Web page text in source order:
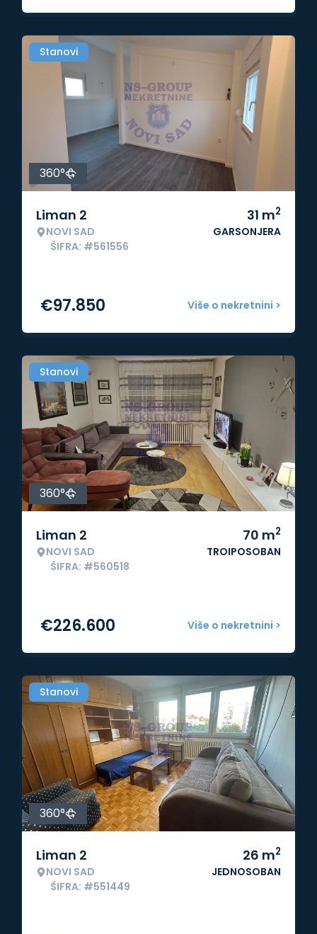
Stanovi
360°
Liman 2
NOVI SAD
ŠIFRA: #561556
31 m2
GARSONJERA
Više o nekretnini >
€97.850
Stanovi
360°
Liman 2
NOVI SAD
ŠIFRA: #560518
70 m2
TROIPOSOBAN
Više o nekretnini >
€226.600
Stanovi
360°
Liman 2
NOVI SAD
ŠIFRA: #551449
26 m2
JEDNOSOBAN